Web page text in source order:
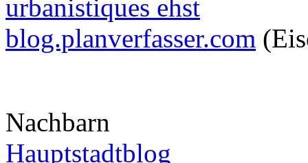
urbanistiques ehst
blog.planverfasser.com
Nachbarn
Hauptstadtblog